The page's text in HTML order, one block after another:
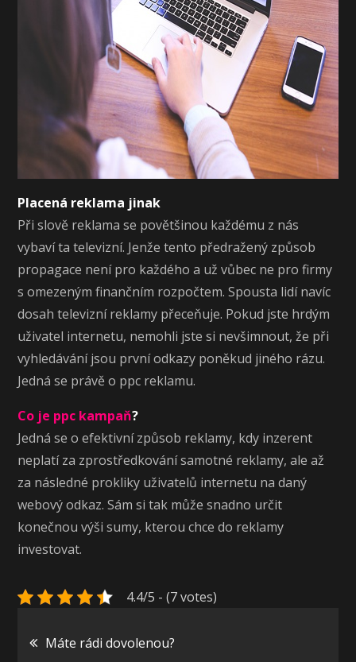
Placená reklama jinak
Při slově reklama se povětšinou každému z nás
vybaví ta televizní. Jenže tento předražený způsob
propagace není pro každého a už vůbec ne pro firmy
s omezeným finančním rozpočtem. Spousta lidí navíc
dosah televizní reklamy přeceňuje. Pokud jste hrdým
uživatel internetu, nemohli jste si nevšimnout, že při
vyhledávání jsou první odkazy poněkud jiného rázu.
Jedná se právě o ppc reklamu.
Co je ppc kampaň?
Jedná se o efektivní způsob reklamy, kdy inzerent
neplatí za zprostředkování samotné reklamy, ale až
za následné prokliky uživatelů internetu na daný
webový odkaz. Sám si tak může snadno určit
konečnou výši sumy, kterou chce do reklamy
investovat.
4.4/5 - (7 votes)
Navigace
Máte rádi dovolenou?